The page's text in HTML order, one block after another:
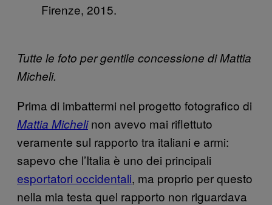
Firenze, 2015.
Tutte le foto per gentile concessione di Mattia
Micheli.
Prima di imbattermi nel progetto fotografico di
Mattia Michelinon avevo mai riflettuto
veramente sul rapporto tra italiani e armi:
sapevo che l’Italia è uno dei principali
esportatori occidentali, ma proprio per questo
nella mia testa quel rapporto non riguardava